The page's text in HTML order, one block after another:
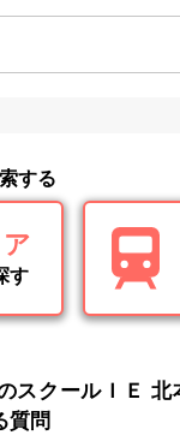
する
す
スクールＩＥ
質問